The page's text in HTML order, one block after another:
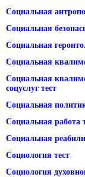
Социальная
Социальная
Социальная
Социальная
Социальная
соцуслуг тест
Социальная
Социальная работа
Социальная
Социология тест
Социология